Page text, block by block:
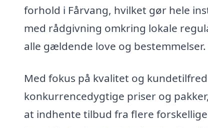
forhold i Fårvang, hvilket gør hele
med rådgivning omkring lokale
alle gældende love og bestemmelser.
Med fokus på kvalitet og
konkurrencedygtige priser og
at indhente tilbud fra flere